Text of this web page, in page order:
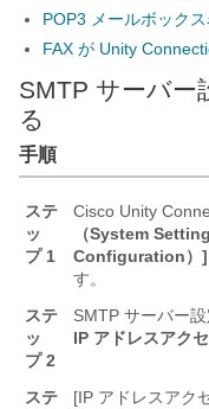
POP3 メールボック
FAX が Unity
SMTP サーバー
る
手順
ステ
ッ
プ 1
Cisco Unity
（System
Configuration）]
す。
ステ
ッ
プ 2
SMTP サーバー
IP アドレスアク
ステ
[IP アドレスアク